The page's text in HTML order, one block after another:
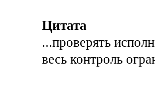
Цитата
...проверять
весь контроль